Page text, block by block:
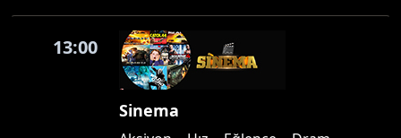
13:00
Sinema